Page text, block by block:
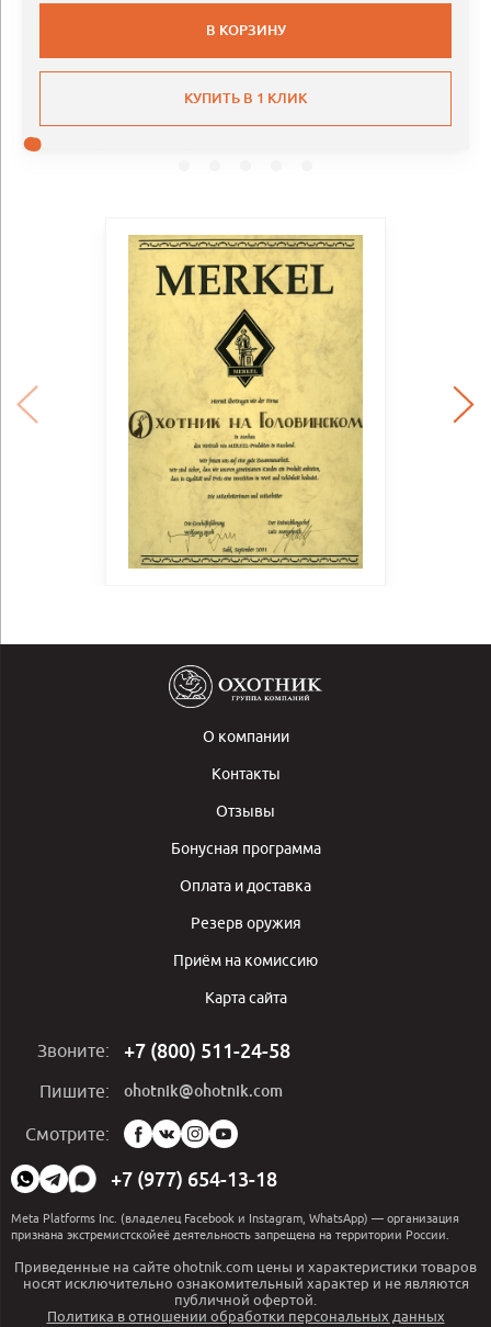
В КОРЗИНУ
КУПИТЬ В 1 КЛИК
О компании
Контакты
Отзывы
Бонусная программа
Оплата и доставка
Резерв оружия
Приём на комиссию
Карта сайта
Звоните: +7 (800) 511-24-58
Пишите: ohotnik@ohotnik.com
Смотрите:
Мы
в
социальных
сетях:
+7 (977) 654-13-18
Meta Platforms Inc. (владелец Facebook и Instagram, WhatsApp) — организация
признана экстремистскойеё деятельность запрещена на территории России.
Приведенные на сайте ohotnik.com цены и характеристики товаров
носят исключительно ознакомительный характер и не являются
публичной офертой.
Политика в отношении обработки персональных данных